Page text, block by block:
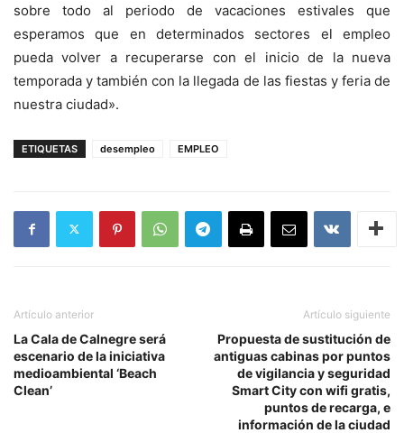
sobre todo al periodo de vacaciones estivales que
esperamos que en determinados sectores el empleo
pueda volver a recuperarse con el inicio de la nueva
temporada y también con la llegada de las fiestas y feria de
nuestra ciudad».
ETIQUETAS desempleo EMPLEO
Artículo anterior
La Cala de Calnegre será
escenario de la iniciativa
medioambiental ‘Beach
Clean’
Artículo siguiente
Propuesta de sustitución de
antiguas cabinas por puntos
de vigilancia y seguridad
Smart City con wifi gratis,
puntos de recarga, e
información de la ciudad